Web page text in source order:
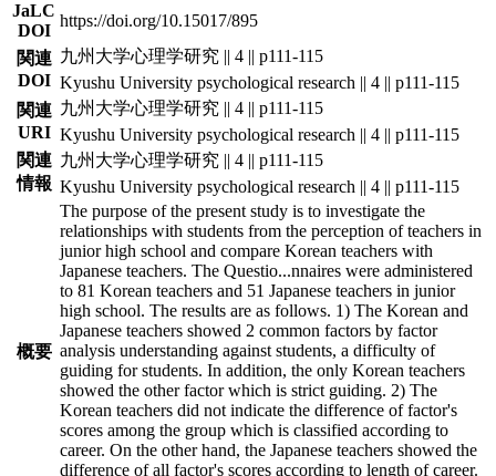
JaLC
DOI
https://doi.org/10.15017/895
関連
DOI
九州大学心理学研究 || 4 || p111-115
Kyushu University psychological research || 4 || p111-115
関連
URI
九州大学心理学研究 || 4 || p111-115
Kyushu University psychological research || 4 || p111-115
関連
情報
九州大学心理学研究 || 4 || p111-115
Kyushu University psychological research || 4 || p111-115
概要
The purpose of the present study is to investigate the
relationships with students from the perception of teachers in
junior high school and compare Korean teachers with
Japanese teachers. The Questio...nnaires were administered
to 81 Korean teachers and 51 Japanese teachers in junior
high school. The results are as follows. 1) The Korean and
Japanese teachers showed 2 common factors by factor
analysis understanding against students, a difficulty of
guiding for students. In addition, the only Korean teachers
showed the other factor which is strict guiding. 2) The
Korean teachers did not indicate the difference of factor's
scores among the group which is classified according to
career. On the other hand, the Japanese teachers showed the
difference of all factor's scores according to length of career.